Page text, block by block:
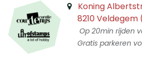
Koning
8210 Veldegem
Op 20min rijden
Gratis parkeren